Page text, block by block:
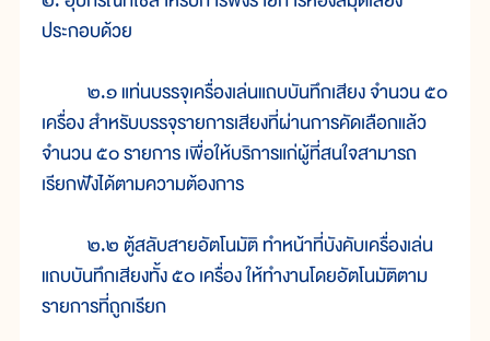
ประกอบด้วย
๒.๑ แท่นบรรจุเครื่องเล่นแถบบันทึกเสียง จำนวน ๕๐
เครื่อง สำหรับบรรจุรายการเสียงที่ผ่านการคัดเลือกแล้ว
จำนวน ๕๐ รายการ เพื่อให้บริการแก่ผู้ที่สนใจสามารถ
เรียกฟังได้ตามความต้องการ
๒.๒ ตู้สลับสายอัตโนมัติ ทำหน้าที่บังคับเครื่องเล่น
แถบบันทึกเสียงทั้ง ๕๐ เครื่อง ให้ทำงานโดยอัตโนมัติตาม
รายการที่ถูกเรียก